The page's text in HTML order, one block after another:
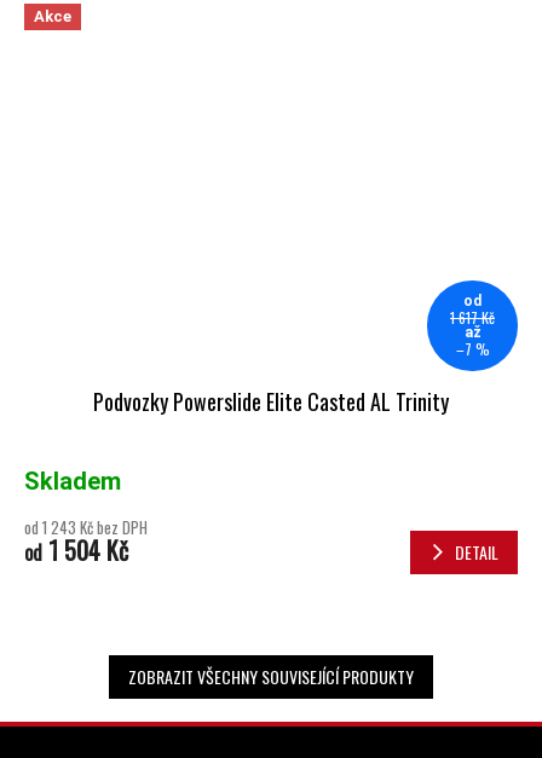
Akce
od
1 617 Kč
až
–7 %
Podvozky Powerslide Elite Casted AL Trinity
Skladem
od 1 243 Kč bez DPH
od 1 504 Kč DETAIL
ZOBRAZIT VŠECHNY SOUVISEJÍCÍ PRODUKTY
ZÁPATÍ